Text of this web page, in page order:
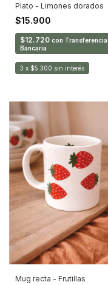
Plato - Limones dorados
$15.900
$12.720 con Transferencia
Bancaria
3 x $5.300 sin interés
Mug recta - Frutillas